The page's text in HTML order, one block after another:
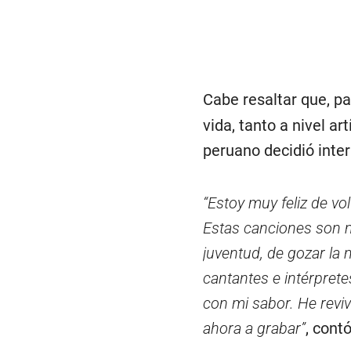
Cabe resaltar que,
vida, tanto a nivel
peruano decidió
“Estoy muy feliz de
Estas canciones son
juventud, de gozar la
cantantes e
con mi sabor. He
ahora a grabar”,